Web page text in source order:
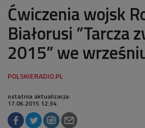
Ćwiczenia wojsk
Białorusi ”Tarcza
2015” we
ostatnia aktualizacja:
17.06.2015 12:34